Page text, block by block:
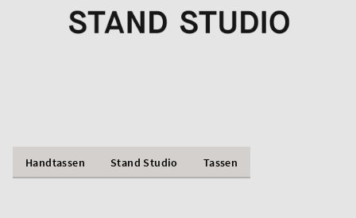
Handtassen Stand Studio Tassen